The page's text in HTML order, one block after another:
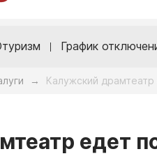
График
→ Калужский
едет